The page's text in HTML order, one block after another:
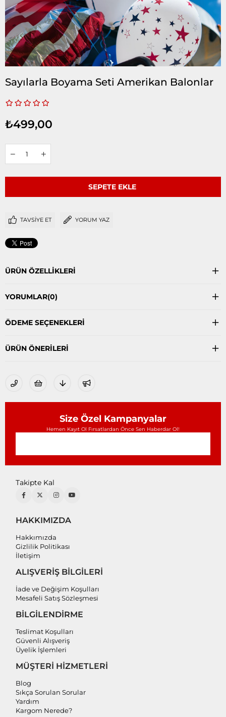
Sayılarla Boyama Seti Amerikan Balonlar
₺499,00
TAVSIYE ET YORUM YAZ
ÜRÜN ÖZELLIKLERI
YORUMLAR(0)
ÖDEME SEÇENEKLERI
ÜRÜN ÖNERILERI
Size Özel Kampanyalar
Hemen Kayıt Ol Fırsatlardan Önce Sen Haberdar Ol!
Takipte Kal
HAKKIMIZDA
Hakkımızda
Gizlilik Politikası
İletişim
ALIŞVERİŞ BİLGİLERİ
İade ve Değişim Koşulları
Mesafeli Satış Sözleşmesi
BİLGİLENDİRME
Teslimat Koşulları
Güvenli Alışveriş
Üyelik İşlemleri
MÜŞTERİ HİZMETLERİ
Blog
Sıkça Sorulan Sorular
Yardım
Kargom Nerede?